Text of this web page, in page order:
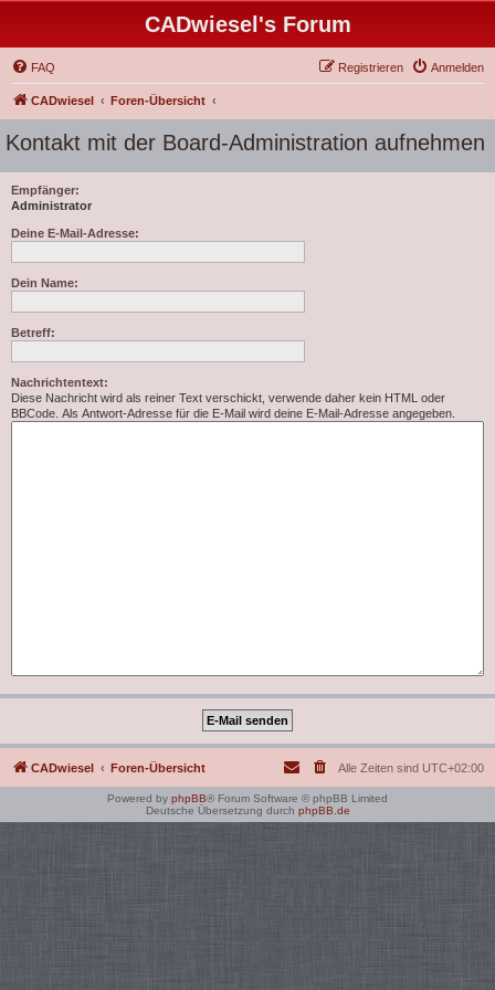
CADwiesel's Forum
FAQ Anmelden
Registrieren
CADwiesel Foren-Übersicht
Kontakt mit der Board-Administration aufnehmen
Empfänger:
Administrator
Deine E-Mail-Adresse:
Dein Name:
Betreff:
Nachrichtentext:
Diese Nachricht wird als reiner Text verschickt, verwende daher kein HTML oder
BBCode. Als Antwort-Adresse für die E-Mail wird deine E-Mail-Adresse angegeben.
CADwiesel Foren-Übersicht Alle Zeiten sind UTC+02:00
Powered by phpBB® Forum Software © phpBB Limited
Deutsche Übersetzung durch phpBB.de